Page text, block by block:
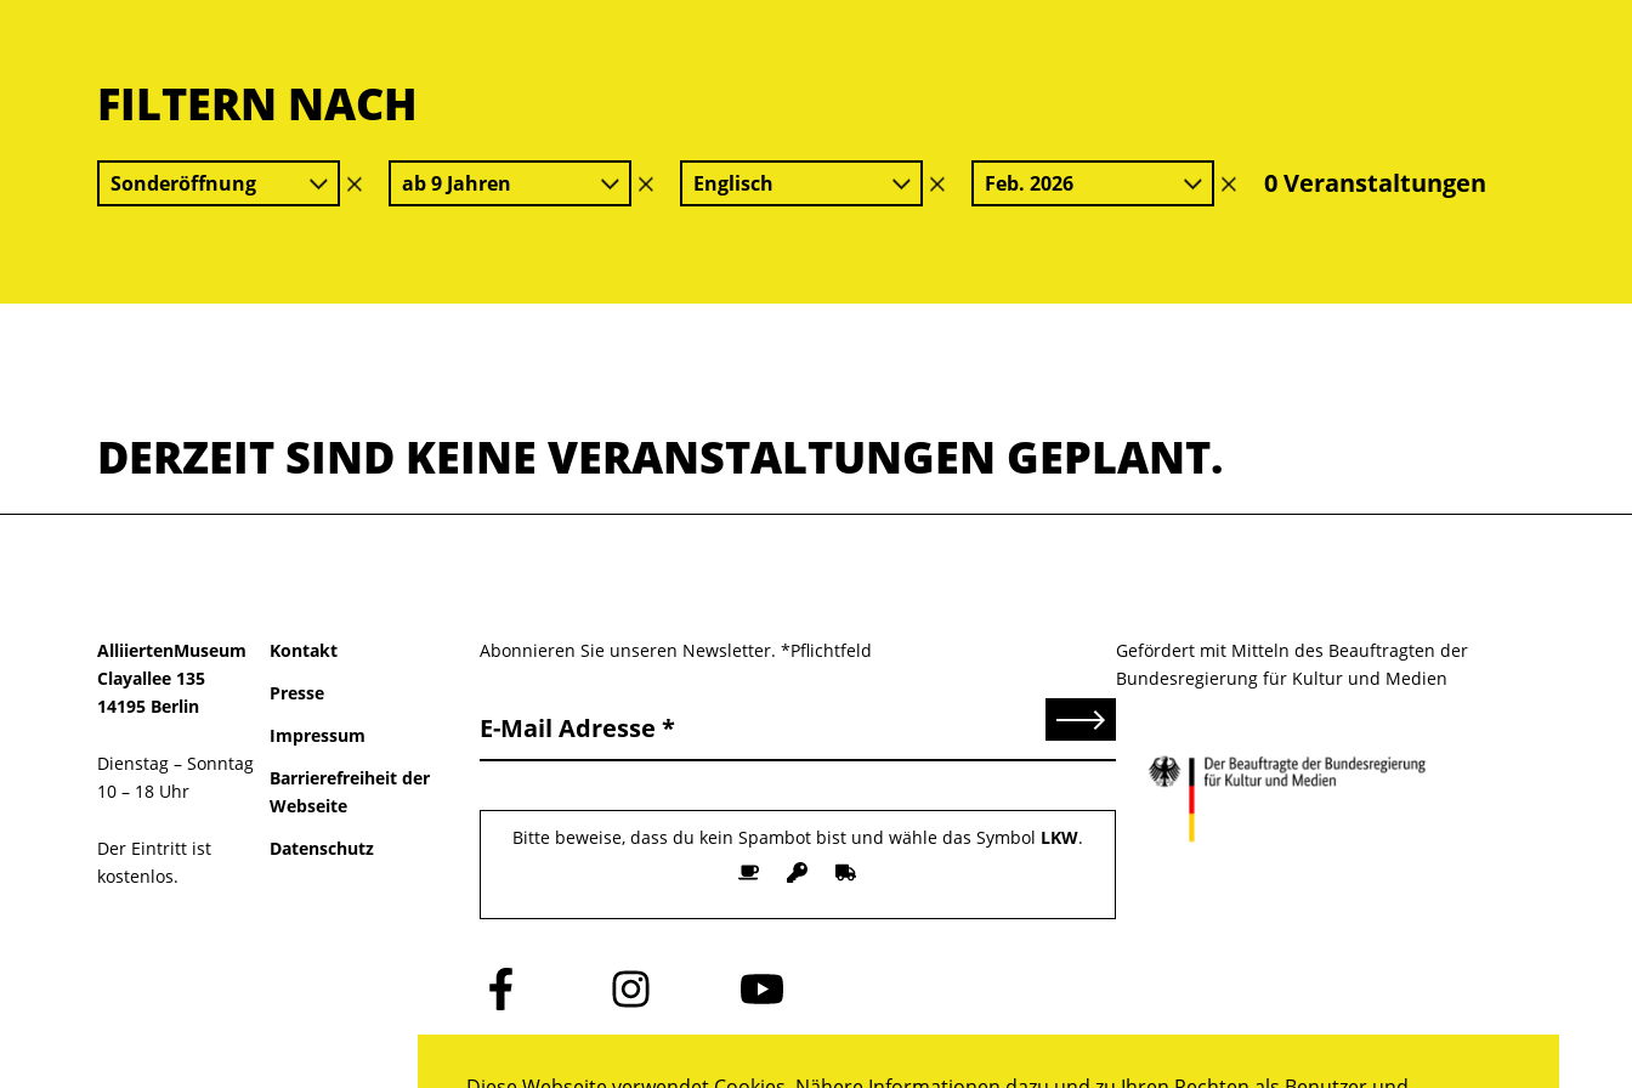
FILTERN NACH
Sonderöffnung
Filter
löschen
ab 9 Jahren
Filter
löschen
Englisch
Filter
löschen
Feb. 2026
Filter0 Veranstaltungen
DERZEIT SIND KEINE VERANSTALTUNGEN GEPLANT.
AlliiertenMuseum
Clayallee 135
14195 Berlin
Dienstag – Sonntag
10 – 18 Uhr
Der Eintritt ist
kostenlos.
Kontakt
Presse
Impressum
Barrierefreiheit der
Webseite
Datenschutz
Abonnieren Sie unseren Newsletter. *Pflichtfeld
E-Mail Adresse Senden
Bitte beweise, dass du kein Spambot bist und wähle das Symbol LKW.
Folge
uns
auf
Folge
uns
auf
Folge
uns
auf
Gefördert mit Mitteln des Beauftragten der
Bundesregierung für Kultur und Medien